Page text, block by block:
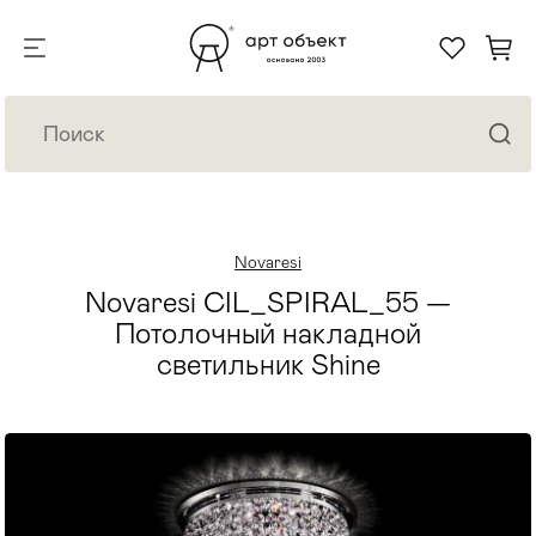
Novaresi
Novaresi CIL_SPIRAL_55 —
Потолочный накладной
светильник Shine